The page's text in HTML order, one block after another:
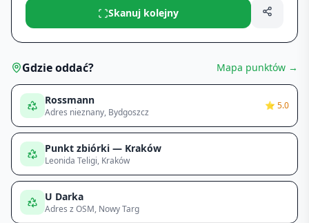
Skanuj kolejny
Gdzie oddać? Mapa punktów →
Rossmann
Adres nieznany, Bydgoszcz
⭐ 5.0
Punkt zbiórki — Kraków
Leonida Teligi, Kraków
U Darka
Adres z OSM, Nowy Targ